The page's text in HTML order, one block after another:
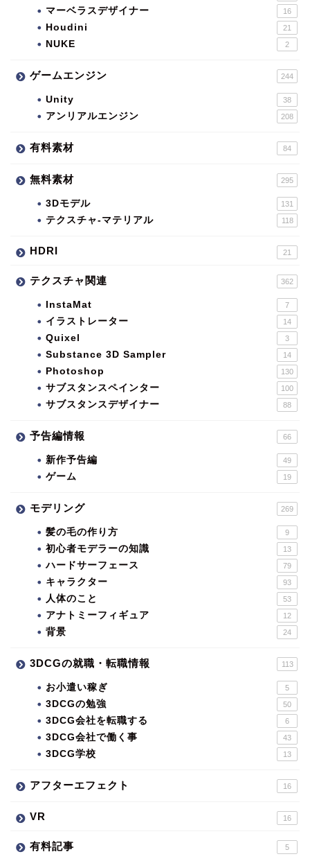
マーベラスデザイナー 16
Houdini 21
NUKE 2
ゲームエンジン 244
Unity 38
アンリアルエンジン 208
有料素材 84
無料素材 295
3Dモデル 131
テクスチャ-マテリアル 118
HDRI 21
テクスチャ関連 362
InstaMat 7
イラストレーター 14
Quixel 3
Substance 3D Sampler 14
Photoshop 130
サブスタンスペインター 100
サブスタンスデザイナー 88
予告編情報 66
新作予告編 49
ゲーム 19
モデリング 269
髪の毛の作り方 9
初心者モデラーの知識 13
ハードサーフェース 79
キャラクター 93
人体のこと 53
アナトミーフィギュア 12
背景 24
3DCGの就職・転職情報 113
お小遣い稼ぎ 5
3DCGの勉強 50
3DCG会社を転職する 6
3DCG会社で働く事 43
3DCG学校 13
アフターエフェクト 16
VR 16
有料記事 5